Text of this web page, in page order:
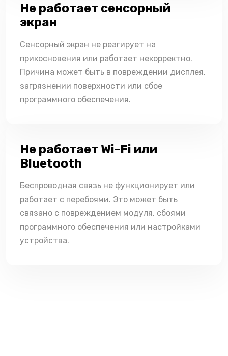
Не работает сенсорный
экран
Сенсорный экран не реагирует на
прикосновения или работает некорректно.
Причина может быть в повреждении дисплея,
загрязнении поверхности или сбое
программного обеспечения.
Не работает Wi-Fi или
Bluetooth
Беспроводная связь не функционирует или
работает с перебоями. Это может быть
связано с повреждением модуля, сбоями
программного обеспечения или настройками
устройства.